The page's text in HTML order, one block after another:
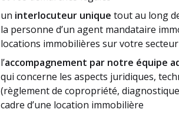
un interlocuteur unique tout au long
la personne d’un agent mandataire
locations immobilières sur votre
l’accompagnement par notre équipe
qui concerne les aspects juridiques,
(règlement de copropriété,
cadre d’une location immobilière